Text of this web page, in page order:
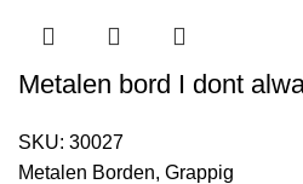
Metalen bord I dont
SKU: 30027
Metalen Borden, Grappig